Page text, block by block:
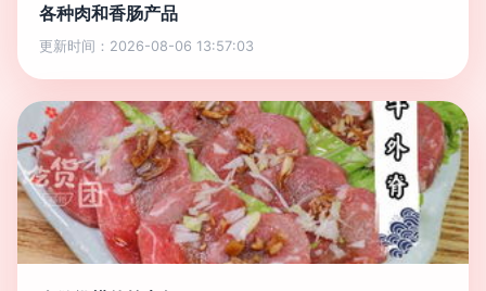
各种肉和香肠产品
更新时间：2026-08-06 13:57:03